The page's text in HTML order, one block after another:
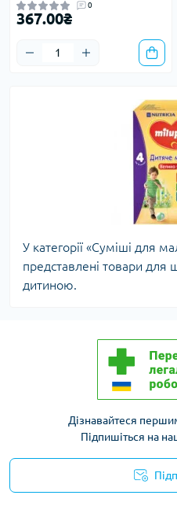
0
367.00₴
У категорії «Суміші для
представлені товари для
дитиною.
Дізнавайтеся
Підпишіться на